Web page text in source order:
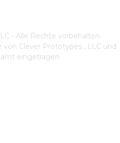
- Alle Rechte vorbehalten.
von Clever Prototypes , LLC und
eingetragen